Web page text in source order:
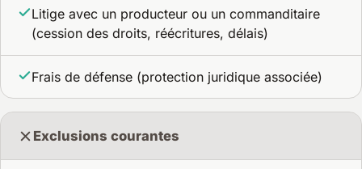
Litige avec un producteur ou un commanditaire
(cession des droits, réécritures, délais)
Frais de défense (protection juridique associée)
Exclusions courantes